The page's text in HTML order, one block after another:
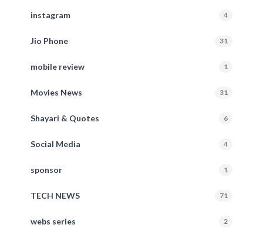
instagram 4
Jio Phone 31
mobile review 1
Movies News 31
Shayari & Quotes 6
Social Media 4
sponsor 1
TECH NEWS 71
webs series 2